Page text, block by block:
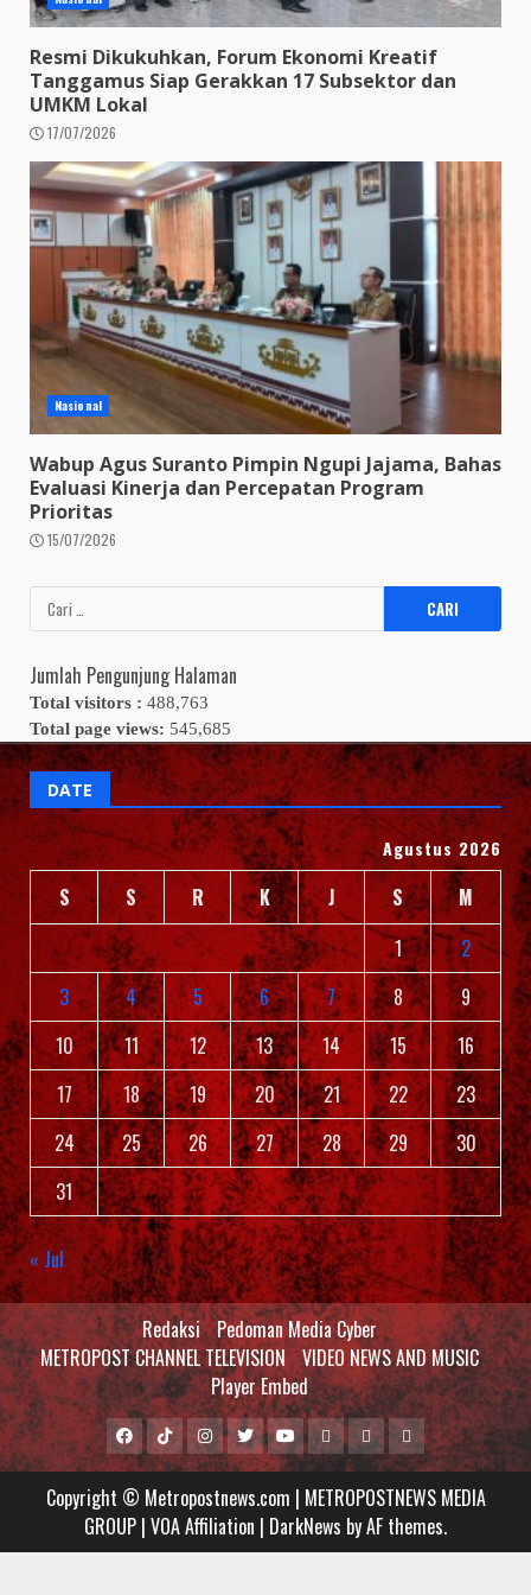
Resmi Dikukuhkan, Forum Ekonomi Kreatif
Tanggamus Siap Gerakkan 17 Subsektor dan
UMKM Lokal
17/07/2026
Nasional
Wabup Agus Suranto Pimpin Ngupi Jajama, Bahas
Evaluasi Kinerja dan Percepatan Program
Prioritas
15/07/2026
Cari
untuk:
Jumlah Pengunjung Halaman
Total visitors : 488,763
Total page views: 545,685
DATE
Agustus 2026
S S R K J S
M
1
2
3
4 5 6 7 8
9
10
11 12 13 14 15
16
17
18 19 20 21 22
23
24
25 26 27 28 29
30
31
« Jul
Redaksi Pedoman Media Cyber
METROPOST CHANNEL TELEVISION VIDEO NEWS AND MUSIC
Player Embed
Facebook
Tiktok
Metropostnews
Media
Group
Instagram
TwitterYoutubeMCTVVIDEO
NEWS
AND
MUSIC
Player
Embed
Copyright © Metropostnews.com | METROPOSTNEWS MEDIA
GROUP | VOA Affiliation | DarkNews by AF themes.